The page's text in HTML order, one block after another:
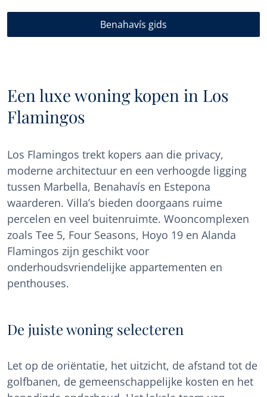
Benahavís gids
Een luxe woning kopen in Los
Flamingos
Los Flamingos trekt kopers aan die privacy,
moderne architectuur en een verhoogde ligging
tussen Marbella, Benahavís en Estepona
waarderen. Villa’s bieden doorgaans ruime
percelen en veel buitenruimte. Wooncomplexen
zoals Tee 5, Four Seasons, Hoyo 19 en Alanda
Flamingos zijn geschikt voor
onderhoudsvriendelijke appartementen en
penthouses.
De juiste woning selecteren
Let op de oriëntatie, het uitzicht, de afstand tot de
golfbanen, de gemeenschappelijke kosten en het